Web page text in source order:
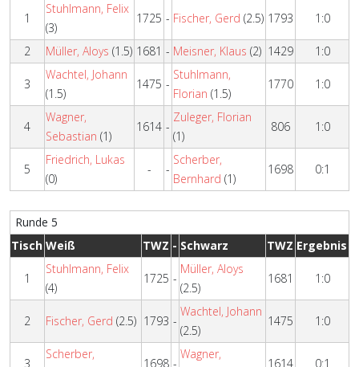
1
Stuhlmann, Felix
(3)
1725 - Fischer, Gerd (2.5) 1793 1:0
2 Müller, Aloys (1.5) 1681 - Meisner, Klaus (2) 1429 1:0
3
Wachtel, Johann
(1.5)
1475 -
Stuhlmann,
Florian (1.5)
1770 1:0
4
Wagner,
Sebastian (1)
1614 -
Zuleger, Florian
(1)
806 1:0
5
Friedrich, Lukas
(0)
- -
Scherber,
Bernhard (1)
1698 0:1
Runde 5
Tisch Weiß TWZ - Schwarz TWZ Ergebnis
1
Stuhlmann, Felix
(4)
1725 -
Müller, Aloys
(2.5)
1681 1:0
2 Fischer, Gerd (2.5) 1793 -
Wachtel, Johann
(2.5)
1475 1:0
3
Scherber,
1698 -
Wagner,
1614 0:1